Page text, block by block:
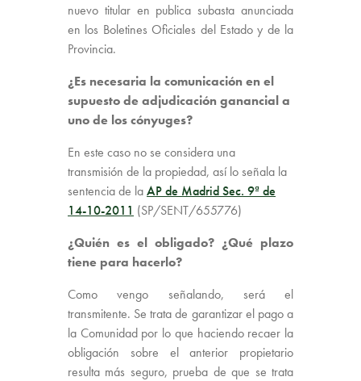
nuevo titular en publica subasta anunciada
en los Boletines Oficiales del Estado y de la
Provincia.
¿Es necesaria la comunicación en el
supuesto de adjudicación ganancial a
uno de los cónyuges?
En este caso no se considera una
transmisión de la propiedad, así lo señala la
sentencia de laAP de Madrid Sec. 9ª de
14-10-2011 (SP/SENT/655776)
¿Quién es el obligado? ¿Qué plazo
tiene para hacerlo?
Como vengo señalando, será el
transmitente. Se trata de garantizar el pago a
la Comunidad por lo que haciendo recaer la
obligación sobre el anterior propietario
resulta más seguro, prueba de que se trata